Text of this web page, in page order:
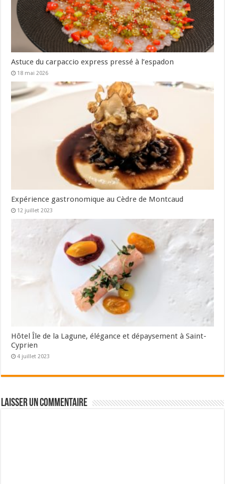
Astuce du carpaccio express pressé à l’espadon
18 mai 2026
Expérience gastronomique au Cèdre de Montcaud
12 juillet 2023
Hôtel Île de la Lagune, élégance et dépaysement à Saint-
Cyprien
4 juillet 2023
Laisser un commentaire